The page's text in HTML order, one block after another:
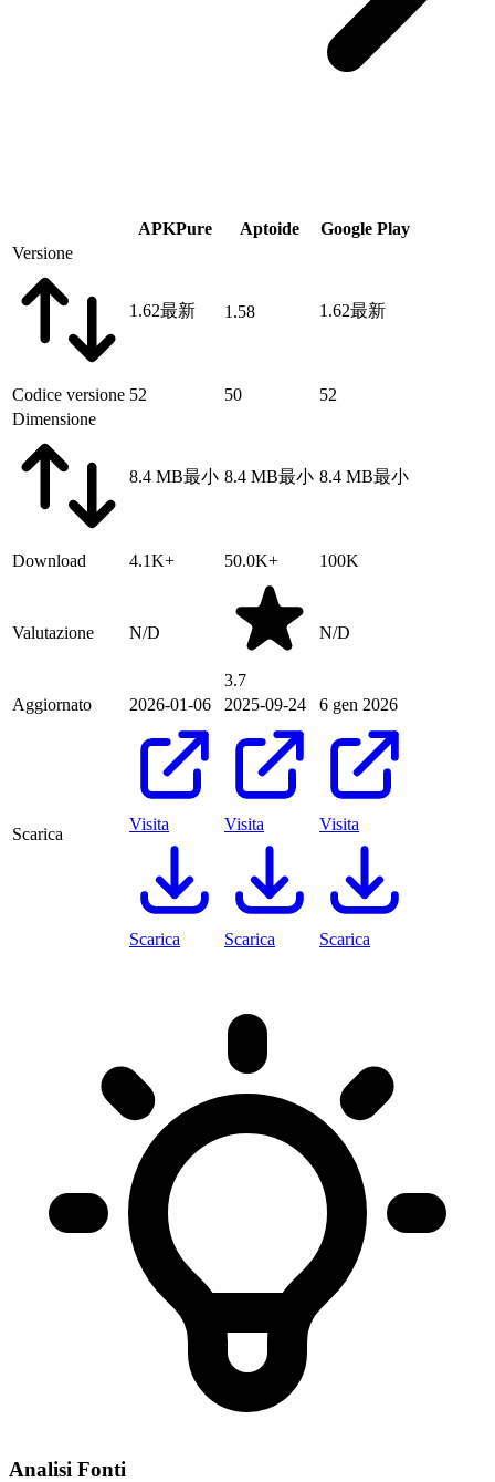
APKPure Aptoide
Google Play
Versione
1.62最新 1.58 1.62最新
Codice versione 52 50
52
Dimensione
8.4 MB最小 8.4 MB最小 8.4 MB最小
Download 4.1K+ 50.0K+ 100K
Valutazione N/D
3.7
N/D
Aggiornato 2026-01-06 2025-09-24 6 gen 2026
Scarica
Visita
Scarica
Visita
Scarica
Visita
Scarica
Analisi Fonti